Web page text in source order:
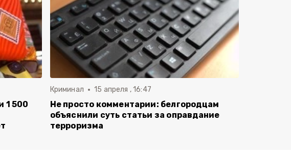
1 500
Криминал 15 апреля , 16:47
Не просто комментарии: белгородцам
объяснили суть статьи за оправдание
терроризма